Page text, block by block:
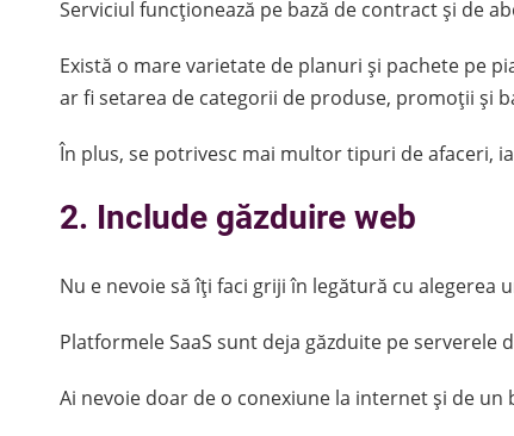
Serviciul funcționează pe bază de contract și de
Există o mare varietate de planuri și pachete pe
ar fi setarea de categorii de produse, promoții și
În plus, se potrivesc mai multor tipuri de afaceri,
2. Include găzduire web
Nu e nevoie să îți faci griji în legătură cu alegerea
Platformele SaaS sunt deja găzduite pe
Ai nevoie doar de o conexiune la internet și de